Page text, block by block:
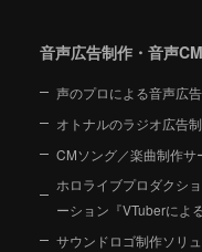
音声広告制作・音声
声のプロによる音声広
オトナルのラジオ広告
CMソング／楽曲制作サ
ホロライブプロダクシ
ーション 『VTuberによ
サウンドロゴ制作ソリ